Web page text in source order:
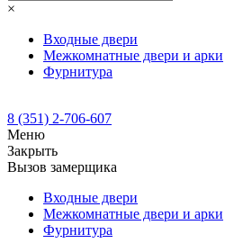
×
Входные двери
Межкомнатные двери и арки
Фурнитура
8 (351) 2-706-607
Меню
Закрыть
Вызов замерщика
Входные двери
Межкомнатные двери и арки
Фурнитура